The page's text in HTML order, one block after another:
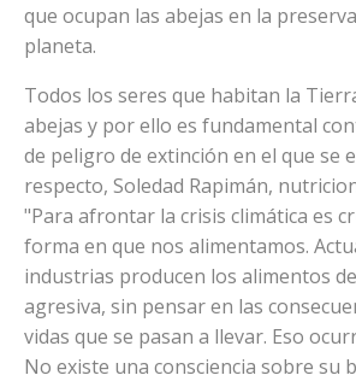
que ocupan las abejas en la
planeta.
Todos los seres que habitan la
abejas y por ello es fundamental
de peligro de extinción en el que se
respecto, Soledad Rapimán,
"Para afrontar la crisis climática es
forma en que nos alimentamos.
industrias producen los alimentos
agresiva, sin pensar en las
vidas que se pasan a llevar. Eso
No existe una consciencia sobre su